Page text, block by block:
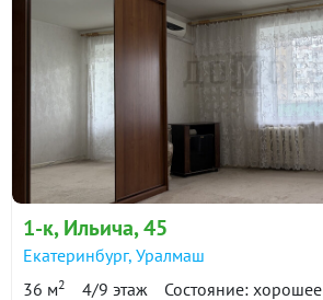
1-к, Ильича, 45
Екатеринбург, Уралмаш
36 м2 4/9 этаж Состояние: хорошее